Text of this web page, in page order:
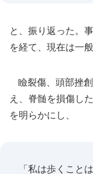
と、振り返った。
を経て、現在は一
瞼裂傷、頭部挫
え、脊髄を損傷し
を明らかにし、
「私は歩くこと